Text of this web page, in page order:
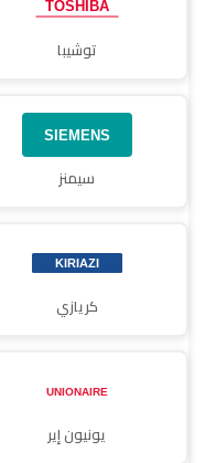
توشيبا
سيمنز
كريازي
يونيون إير